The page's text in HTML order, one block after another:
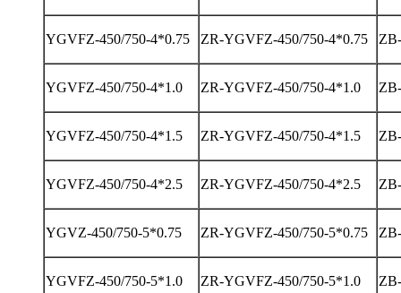
YGVFZ-450/750-4*0.75 ZR-YGVFZ-450/750-4*0.75
YGVFZ-450/750-4*1.0 ZR-YGVFZ-450/750-4*1.0
YGVFZ-450/750-4*1.5 ZR-YGVFZ-450/750-4*1.5
YGVFZ-450/750-4*2.5 ZR-YGVFZ-450/750-4*2.5
YGVZ-450/750-5*0.75 ZR-YGVFZ-450/750-5*0.75
YGVFZ-450/750-5*1.0 ZR-YGVFZ-450/750-5*1.0